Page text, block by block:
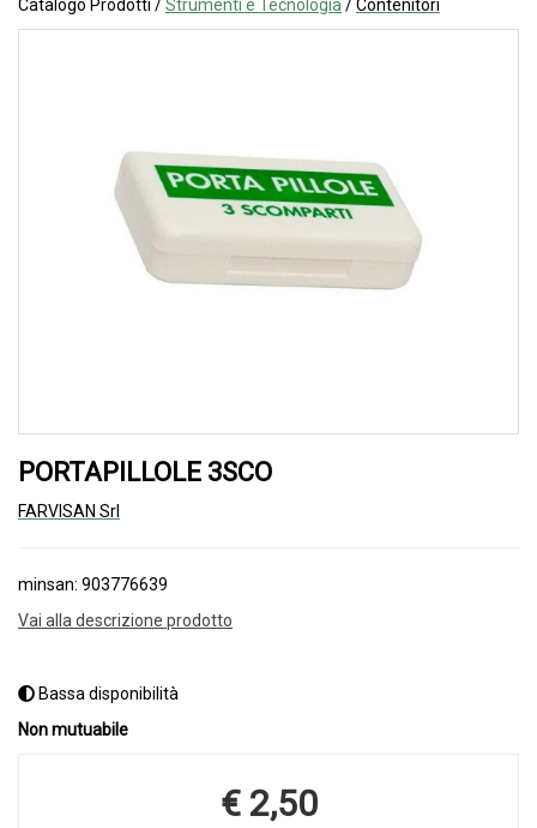
Catalogo Prodotti /Strumenti e Tecnologia /Contenitori
PORTAPILLOLE 3SCO
FARVISAN Srl
minsan: 903776639
Vai alla descrizione prodotto
Bassa disponibilità
Non mutuabile
Prezzo
€ 2,50